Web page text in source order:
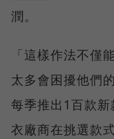
潤。
「這樣作法不僅
太多會困擾他們
每季推出1百款
衣廠商在挑選款